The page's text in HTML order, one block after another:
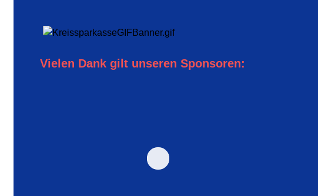
Vielen Dank gilt unseren Sponsoren: